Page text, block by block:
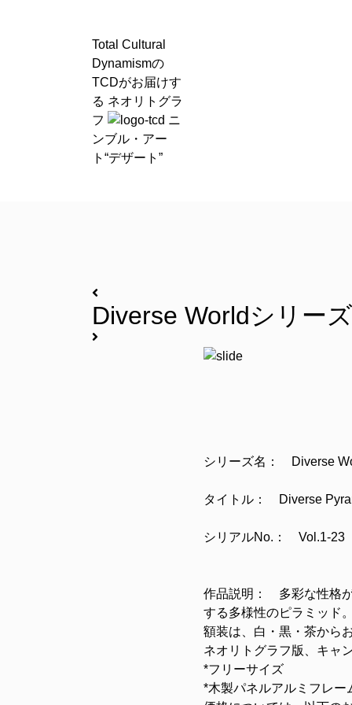
Total Cultural
Dynamismの
TCDがお届けす
る ネオリトグラ
フ
ニ
ンブル・アー
ト“デザート”
Diverse Worldシリーズ
シリーズ名： Diverse
タイトル： Diverse
シリアルNo.： Vol.1-23
作品説明： 多彩な性格が
する多様性のピラミッド。
額装は、白・黒・茶から
ネオリトグラフ版、キャ
*フリーサイズ
*木製パネルアルミフレー